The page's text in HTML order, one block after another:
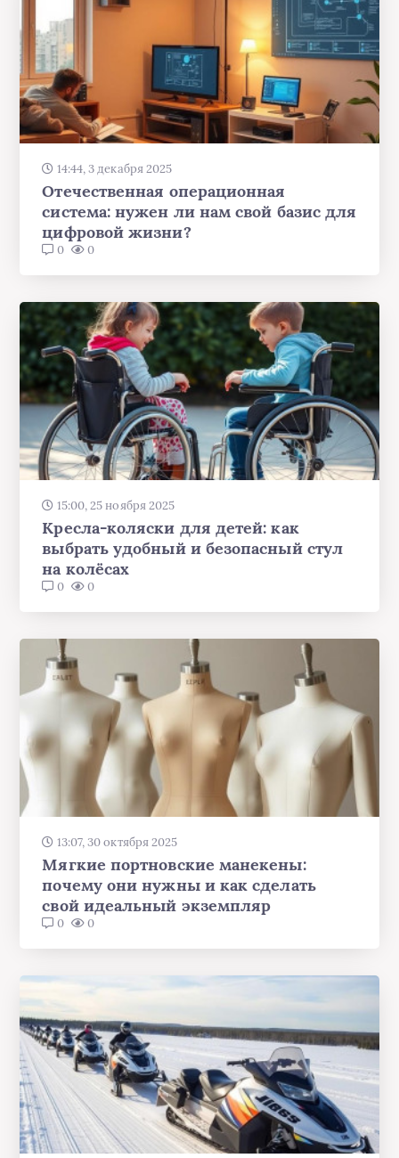
14:44, 3 декабря 2025
Отечественная операционная
система: нужен ли нам свой базис для
цифровой жизни?
0 0
15:00, 25 ноября 2025
Кресла-коляски для детей: как
выбрать удобный и безопасный стул
на колёсах
0 0
13:07, 30 октября 2025
Мягкие портновские манекены:
почему они нужны и как сделать
свой идеальный экземпляр
0 0